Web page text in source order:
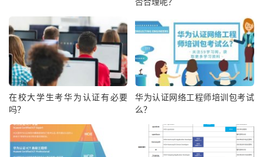
在校大学生考华为认证有必要
吗？
华为认证网络工程师培训包考试
么？